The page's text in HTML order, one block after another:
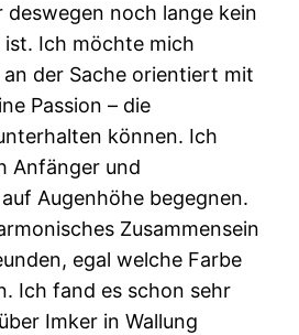
deswegen noch lange kein
ist. Ich möchte mich
der Sache orientiert mit
Passion – die
können. Ich
Anfänger und
Augenhöhe begegnen.
Zusammensein
egal welche Farbe
Ich fand es schon sehr
Imker in Wallung